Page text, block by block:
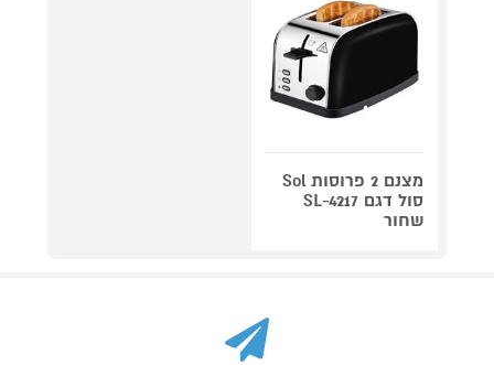
מצנם 2 פרוסות Sol
סול דגם SL-4217
שחור